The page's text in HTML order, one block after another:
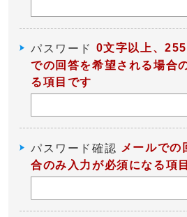
パスワード 0文字以上、
での回答を希望される場合
る項目です
パスワード確認 メールでの
合のみ入力が必須になる項